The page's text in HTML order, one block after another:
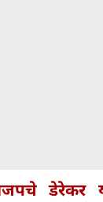
डेरेकर